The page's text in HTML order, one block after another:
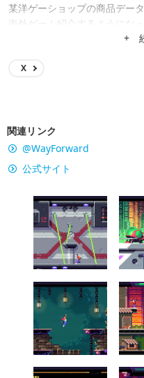
某洋ゲーショップの商品デー
海外ゲーム紹介するようになっ
+
X
関連リンク
@WayForward
公式サイト